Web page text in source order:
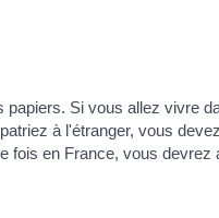
Si vous allez vivre
à l'étranger, vous
fois en France, vous devrez